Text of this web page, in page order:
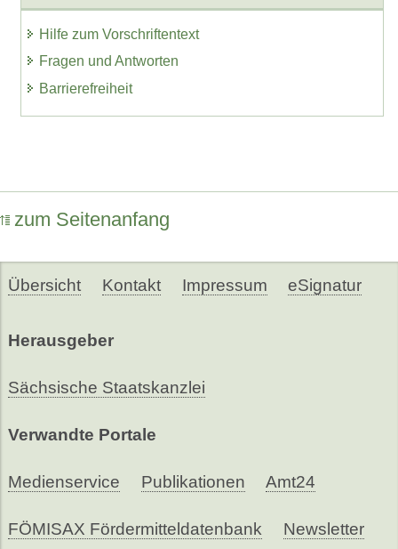
Hilfe zum Vorschriftentext
Fragen und Antworten
Barrierefreiheit
zum Seitenanfang
Übersicht Kontakt Impressum eSignatur
Herausgeber
Sächsische Staatskanzlei
Verwandte Portale
Medienservice Publikationen Amt24
FÖMISAX Fördermitteldatenbank Newsletter